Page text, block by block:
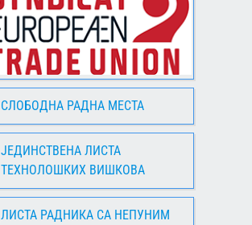
СЛОБОДНА РАДНА МЕСТА
ЈЕДИНСТВЕНА ЛИСТА
ТЕХНОЛОШКИХ ВИШКОВА
ЛИСТА РАДНИКА СА НЕПУНИМ